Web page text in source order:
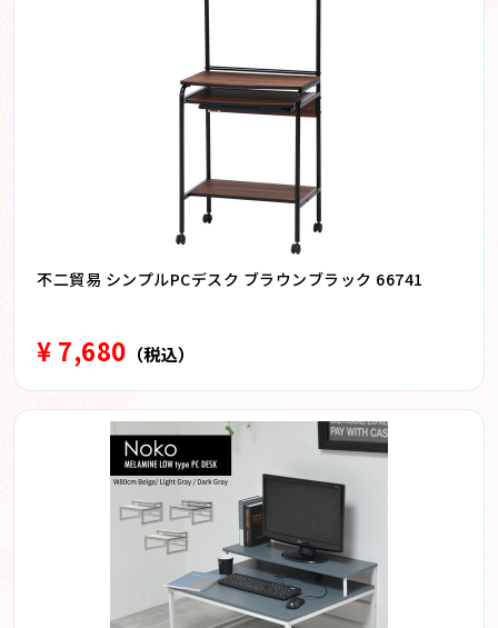
不二貿易 シンプルPCデスク ブラウンブラック 66741
¥ 7,680 （税込）